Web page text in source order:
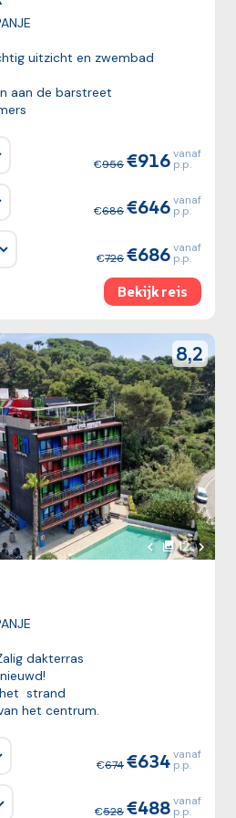
uitzicht en zwembad
aan de barstreet
956 916vanaf
p.p.
686 646vanaf
p.p.
726 686vanaf
p.p.
Bekijk reis
8,2
Vorige foto
12
foto's
dakterras
strand
het centrum.
674 634vanaf
p.p.
528 488vanaf
p.p.